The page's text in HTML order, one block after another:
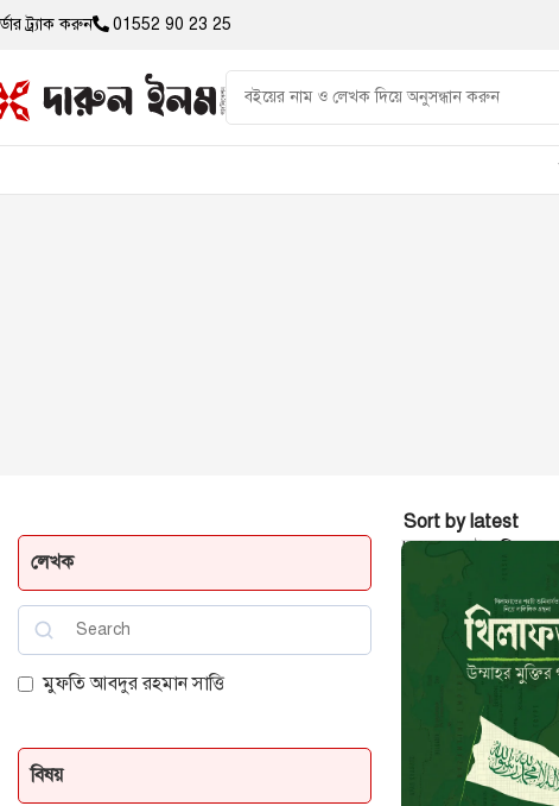
ট্র্যাক করুন 01552 90 23 25
লেখক
মুফতি আবদুর রহমান সাত্তি
বিষয়
Home